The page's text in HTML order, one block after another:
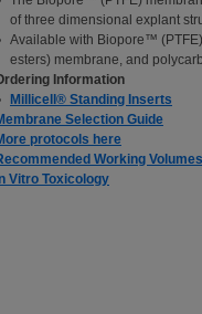
of three dimensional explant
Available with Biopore™
esters) membrane, and
Information
Millicell® Standing Inserts
Selection Guide
protocols here
Working Volumes
In Vitro Toxicology